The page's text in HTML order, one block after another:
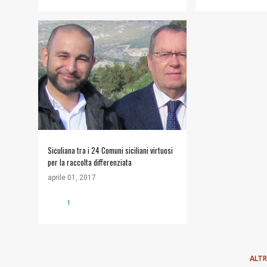
Siculiana tra i 24 Comuni siciliani virtuosi
per la raccolta differenziata
aprile 01, 2017
#COMUNE DI SICULIANA
1